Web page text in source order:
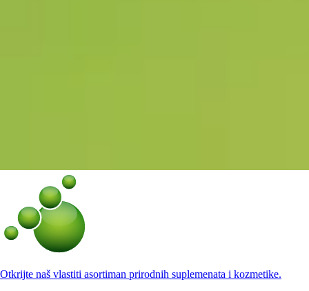
Otkrijte naš vlastiti asortiman prirodnih suplemenata i kozmetike.